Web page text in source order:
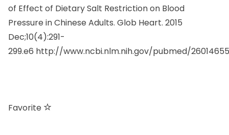
of Effect of Dietary Salt Restriction on Blood
Pressure in Chinese Adults. Glob Heart. 2015
Dec;10(4):291-
299.e6 http://www.ncbi.nlm.nih.gov/pubmed/26014655
Favorite